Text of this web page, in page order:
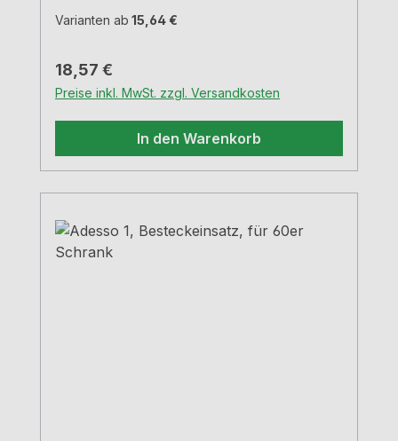
Varianten ab 15,64 €
Regulärer Preis:
18,57 €
Preise inkl. MwSt. zzgl. Versandkosten
In den Warenkorb